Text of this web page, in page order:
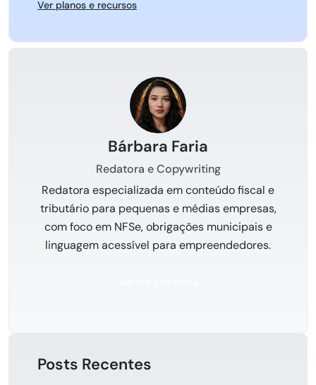
Ver planos e recursos
Bárbara Faria
Redatora e Copywriting
Redatora especializada em conteúdo fiscal e
tributário para pequenas e médias empresas,
com foco em NFSe, obrigações municipais e
linguagem acessível para empreendedores.
Posts Recentes